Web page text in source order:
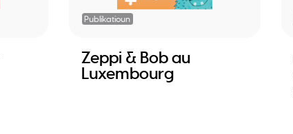
Publikatioun
Zeppi & Bob au
Luxembourg